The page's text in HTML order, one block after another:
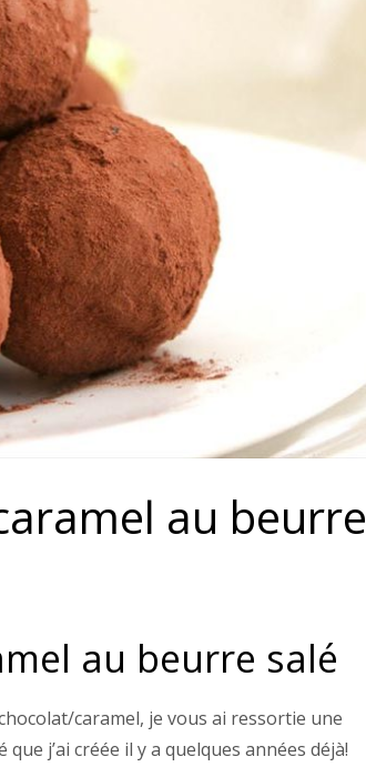
au beurre
au beurre salé
caramel, je vous ai ressortie une
j’ai créée il y a quelques années déjà!